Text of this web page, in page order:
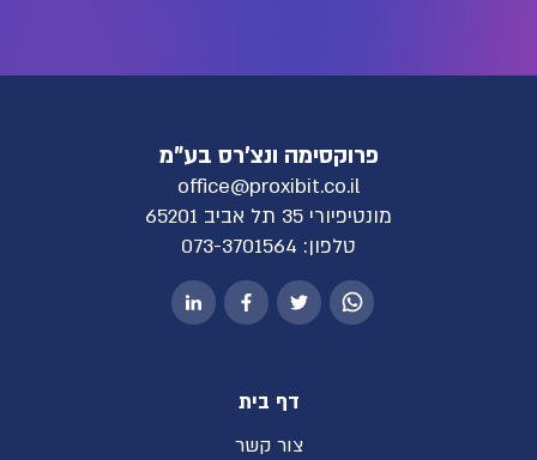
פרוקסימה ונצ'רס בע"מ
office@proxibit.co.il
מונטיפיורי 35 תל אביב 65201
טלפון: 073-3701564
דף בית
צור קשר